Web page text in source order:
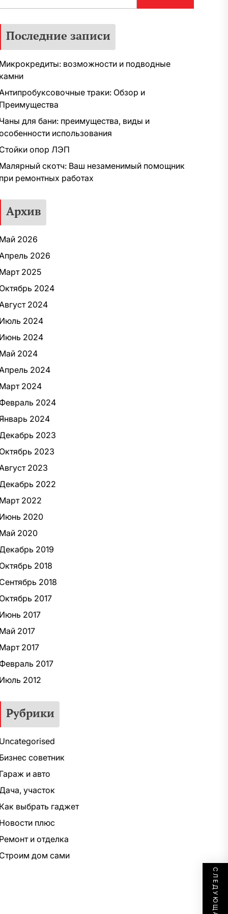
Последние записи
Микрокредиты: возможности и подводные
камни
траки: Обзор и
Преимущества
Чаны для бани: преимущества, виды и
использования
Стойки опор ЛЭП
Малярный скотч: Ваш незаменимый помощник
при ремонтных работах
Архив
Май 2026
2026
Март 2025
Октябрь 2024
2024
Июль 2024
Июнь 2024
Май 2024
2024
Март 2024
Февраль 2024
2024
2023
Октябрь 2023
2023
2022
Март 2022
Июнь 2020
Май 2020
2019
Октябрь 2018
Сентябрь 2018
Октябрь 2017
Июнь 2017
Май 2017
Март 2017
Февраль 2017
Июль 2012
Рубрики
Uncategorised
Бизнес советник
Гараж и авто
участок
Как выбрать гаджет
Новости плюс
Ремонт и отделка
Строим дом сами